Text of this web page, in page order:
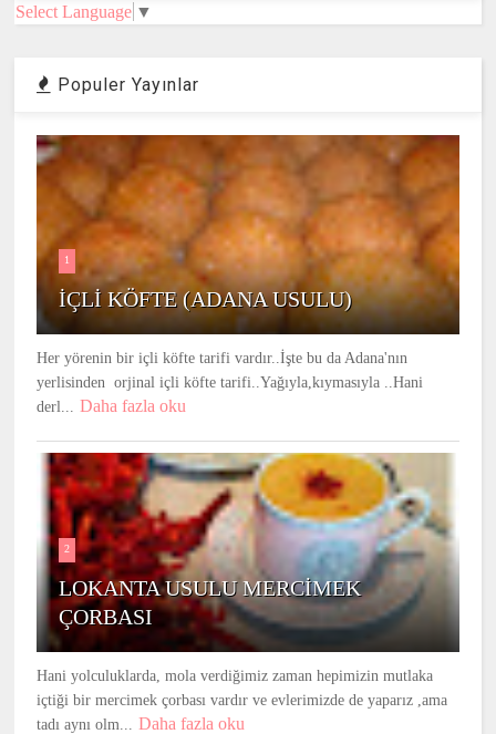
Select Language ▼
Populer Yayınlar
1
İÇLİ KÖFTE (ADANA USULU)
Her yörenin bir içli köfte tarifi vardır..İşte bu da Adana'nın
yerlisinden orjinal içli köfte tarifi..Yağıyla,kıymasıyla ..Hani
derl...
Daha fazla oku
2
LOKANTA USULU MERCİMEK
ÇORBASI
Hani yolculuklarda, mola verdiğimiz zaman hepimizin mutlaka
içtiği bir mercimek çorbası vardır ve evlerimizde de yaparız ,ama
tadı aynı olm...
Daha fazla oku